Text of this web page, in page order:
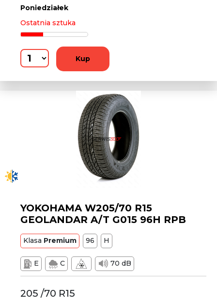
Poniedziałek
Ostatnia sztuka
Kup
YOKOHAMA W205/70 R15
GEOLANDAR A/T G015 96H RPB
Klasa Premium 96 H
E C 70 dB
205 /70 R15